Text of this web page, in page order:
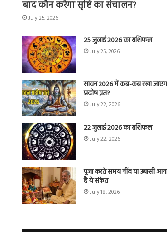
बाद कौन करेगा सृष्टि का संचालन?
July 25, 2026
25 जुलाई 2026 का राशिफल
July 25, 2026
सावन 2026 में कब-कब रखा
प्रदोष व्रत?
July 22, 2026
22 जुलाई 2026 का राशिफल
July 22, 2026
पूजा करते समय नींद या उबासी
है ये संकेत
July 18, 2026